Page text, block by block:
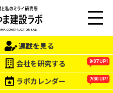
EN
連載を見る
会社を研究する 8/07 UP!
ラボカレンダー 7/30 UP!